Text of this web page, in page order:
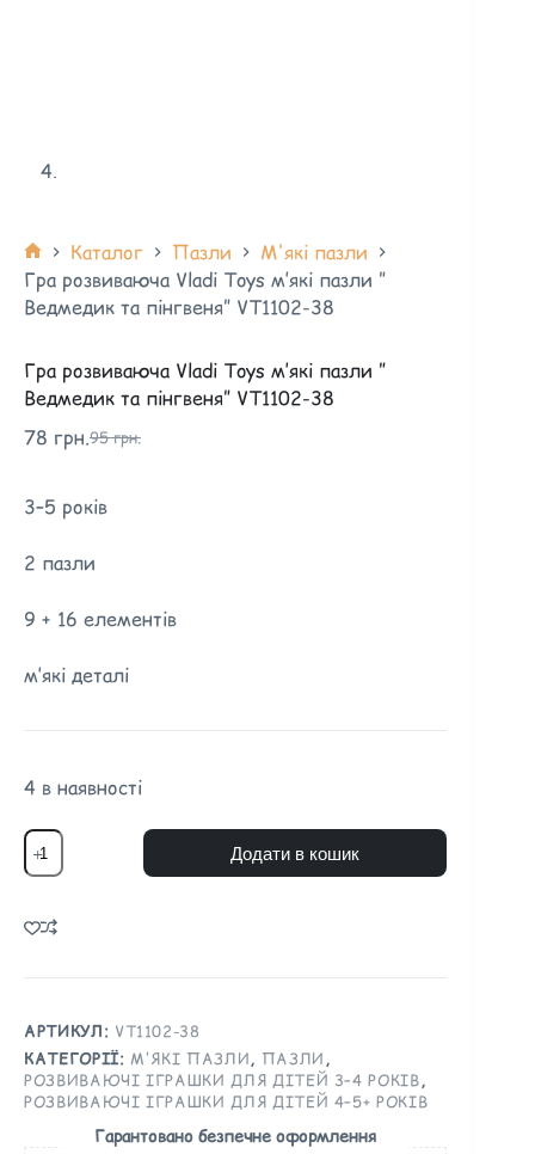
Каталог Пазли
М'які пазли
Гра розвиваюча Vladi Toys м’які пазли ”
Ведмедик та пінгвеня” VT1102-38
Гра розвиваюча Vladi Toys м’які пазли ”
Ведмедик та пінгвеня” VT1102-38
95грн.
78 грн.
3–5 років
2 пазли
9 + 16 елементів
м’які деталі
4 в наявності
Додати в кошик
АРТИКУЛ: VT1102-38
КАТЕГОРІЇ:М'ЯКІ ПАЗЛИ, ПАЗЛИ ,
РОЗВИВАЮЧІ ІГРАШКИ ДЛЯ ДІТЕЙ 3–4 РОКІВ,
РОЗВИВАЮЧІ ІГРАШКИ ДЛЯ ДІТЕЙ 4–5+ РОКІВ
Гарантовано безпечне оформлення